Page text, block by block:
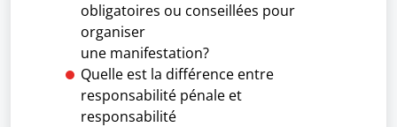
obligatoires ou conseillées pour
organiser
une manifestation?
Quelle est la différence entre
responsabilité pénale et
responsabilité